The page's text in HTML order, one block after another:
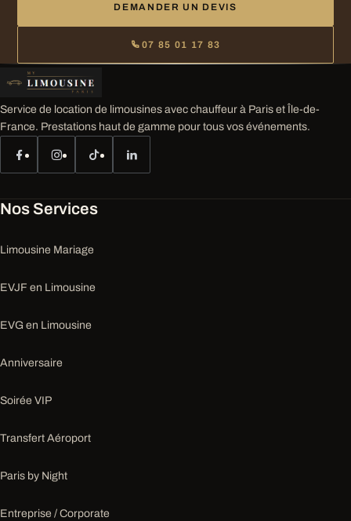
DEMANDER UN DEVIS
07 85 01 17 83
Service de location de limousines avec chauffeur à Paris et Île-de-
France. Prestations haut de gamme pour tous vos événements.
Nos Services
Limousine Mariage
EVJF en Limousine
EVG en Limousine
Anniversaire
Soirée VIP
Transfert Aéroport
Paris by Night
Entreprise / Corporate